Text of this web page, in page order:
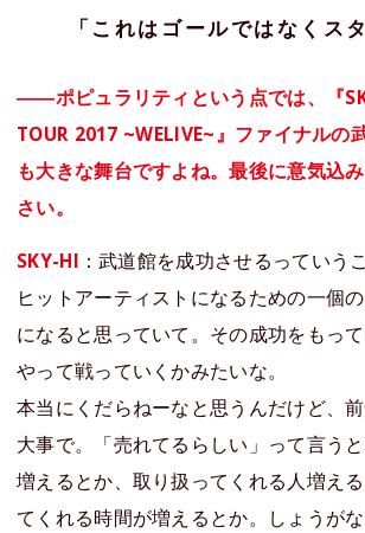
「これはゴールではなくス
――ポピュラリティという点では、『
TOUR 2017 ~WELIVE~』ファイナルの
も大きな舞台ですよね。最後に意気込
さい。
SKY-HI ：武道館を成功させるっていう
ヒットアーティストになるための一個
になると思っていて。その成功をもっ
やって戦っていくかみたいな。
本当にくだらねーなと思うんだけど、
大事で。「売れてるらしい」って言う
増えるとか、取り扱ってくれる人増え
てくれる時間が増えるとか。しょうが